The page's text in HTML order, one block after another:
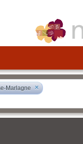
Marlagne ×